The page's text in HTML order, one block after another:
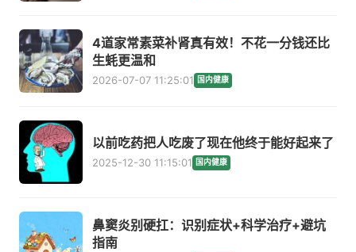
4道家常素菜补肾真有效！不花一分钱还比
生蚝更温和
2026-07-07 11:25:01 国内健康
以前吃药把人吃废了现在他终于能好起来了
2025-12-30 11:15:01 国内健康
鼻窦炎别硬扛：识别症状+科学治疗+避坑
指南